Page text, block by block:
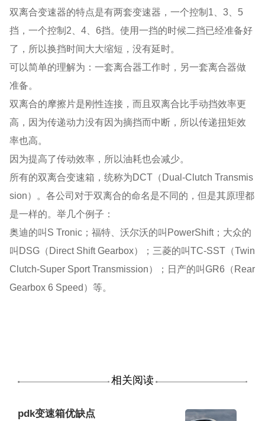
双离合变速器的特点是有两套变速器，一个控制1、3、5
挡，一个控制2、4、6挡。使用一挡的时候二挡已经准备好
了，所以换挡时间大大缩短，没有延时。
可以简单的理解为：一套离合器工作时，另一套离合器做
准备。
双离合的摩擦片是刚性连接，而且双离合比手动挡效率更
高，因为传递动力没有因为摘挡而中断，所以传递扭矩效
率也高。
因为提高了传动效率，所以油耗也会减少。
所有的双离合变速箱，统称为DCT（Dual-Clutch Transmis
sion）。各公司对于双离合的命名是不同的，但是其原理都
是一样的。举几个例子：
奥迪的叫S Tronic；福特、沃尔沃的叫PowerShift；大众的
叫DSG（Direct Shift Gearbox）；三菱的叫TC-SST（Twin
Clutch-Super Sport Transmission）；日产的叫GR6（Rear
Gearbox 6 Speed）等。
相关阅读
pdk变速箱优缺点